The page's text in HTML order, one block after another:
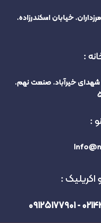
خیابان اسکندرزاده.
:
خیرآباد. صنعت نهم.
:
اکریلیک :